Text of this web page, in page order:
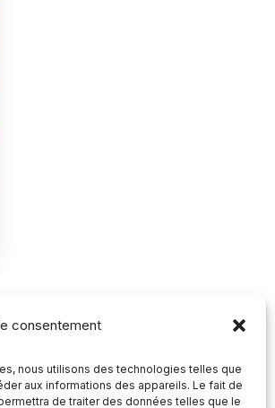
consentement
nous utilisons des technologies telles que
aux informations des appareils. Le fait de
de traiter des données telles que le